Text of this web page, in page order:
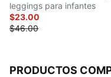
leggings para infantes
$23.00
$46.00
PRODUCTOS